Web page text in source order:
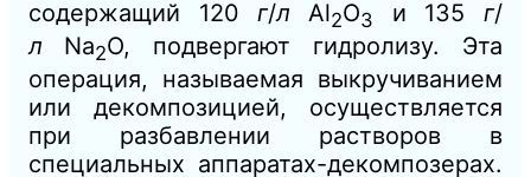
содержащий 120г/л Аl2O3 и 135г/
л
Na2O, подвергают гидролизу. Эта
операция, называемая выкручиванием
или декомпозицией, осуществляется
при разбавлении растворов в
специальных аппаратах-декомпозерах.